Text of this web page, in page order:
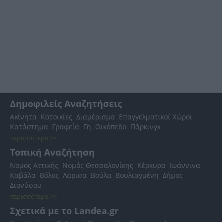
Δημοφιλείς Αναζητήσεις
Ακίνητα Κατοικίες Διαμέρισμα Επαγγελματικοί Χώροι
Κατάστημα Γραφεία Γη Οικόπεδο Πάρκινγκ
περισσότερα >>
Τοπική Αναζήτηση
Νομός Αττικής Νομός Θεσσαλονίκης Κέρκυρα Ιωάννινα
Καβάλα Βόλος Λάρισα Βούλα Βουλιαγμένη Δήμος
Διονύσου
περισσότερα >>
Σχετικά με το Landea.gr